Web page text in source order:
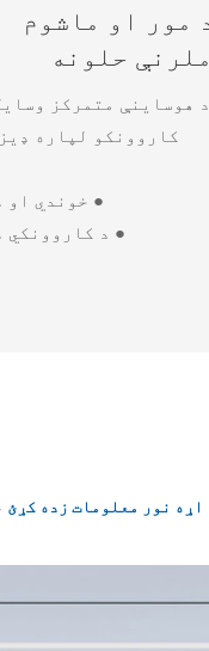
مور او ماشوم
حلونه
د هوساینې متمرکز
کاروونکو لپاره
● خوندي او
● د کاروونکي
نور معلومات زده کړئ